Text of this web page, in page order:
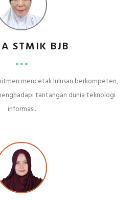
STMIK BJB
mencetak lulusan berkompeten,
tantangan dunia teknologi
informasi.